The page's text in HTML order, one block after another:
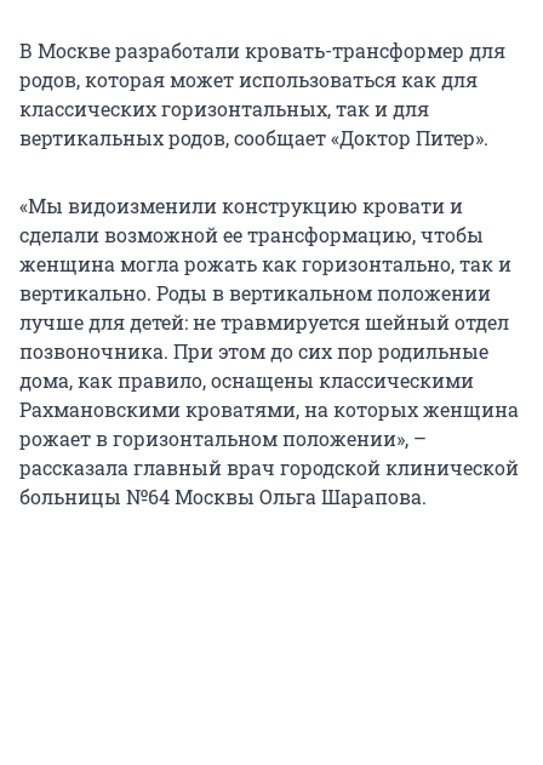
В Москве разработали кровать-трансформер для
родов, которая может использоваться как для
классических горизонтальных, так и для
вертикальных родов, сообщает «Доктор Питер».
«Мы видоизменили конструкцию кровати и
сделали возможной ее трансформацию, чтобы
женщина могла рожать как горизонтально, так и
вертикально. Роды в вертикальном положении
лучше для детей: не травмируется шейный отдел
позвоночника. При этом до сих пор родильные
дома, как правило, оснащены классическими
Рахмановскими кроватями, на которых женщина
рожает в горизонтальном положении», –
рассказала главный врач городской клинической
больницы №64 Москвы Ольга Шарапова.